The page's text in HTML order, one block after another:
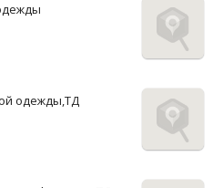
одежды,ТД